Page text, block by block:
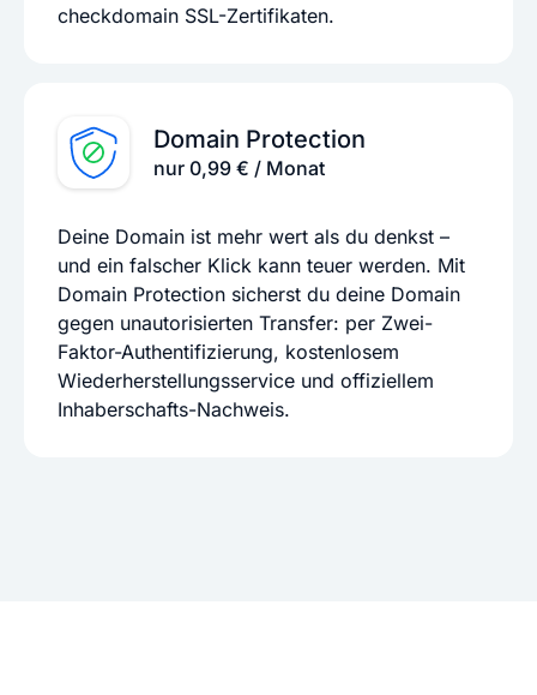
checkdomain SSL-Zertifikaten.
Domain Protection
nur 0,99 € / Monat
Deine Domain ist mehr wert als du denkst –
und ein falscher Klick kann teuer werden. Mit
Domain Protection sicherst du deine Domain
gegen unautorisierten Transfer: per Zwei-
Faktor-Authentifizierung, kostenlosem
Wiederherstellungsservice und offiziellem
Inhaberschafts-Nachweis.